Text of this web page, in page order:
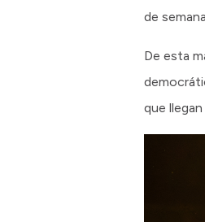
de
De esta
que